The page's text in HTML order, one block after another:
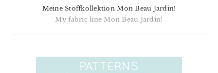
Meine Stoffkollektion Mon Beau Jardin!
My fabric line Mon Beau Jardin!